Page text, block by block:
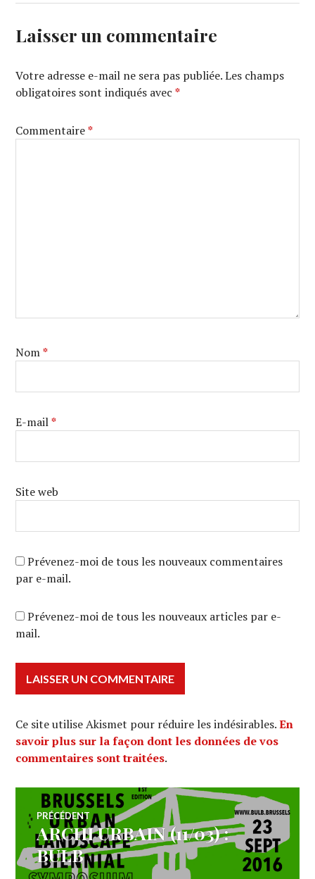
Laisser un commentaire
Votre adresse e-mail ne sera pas publiée. Les champs
obligatoires sont indiqués avec*
Commentaire*
Nom*
E-mail*
Site web
Prévenez-moi de tous les nouveaux commentaires
par e-mail.
Prévenez-moi de tous les nouveaux articles par e-
mail.
Ce site utilise Akismet pour réduire les indésirables.En
savoir plus sur la façon dont les données de vos
commentaires sont traitées.
Navigation
de
PRÉCÉDENT
Article
précédent :
ARCHI URBAIN (11/03) :
BULB